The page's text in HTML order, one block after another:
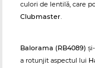
culori de lentilă, care
Clubmaster.
Balorama (RB4089)
a rotunjit aspectul lui